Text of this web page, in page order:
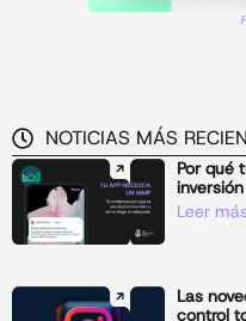
NOTICIAS MÁS
Por qué
Leer
Las
control